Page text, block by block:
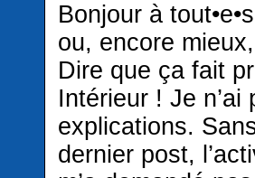
Bonjour à
ou, encore
Dire que ça fait
Intérieur ! Je n’ai
explications.
dernier post,